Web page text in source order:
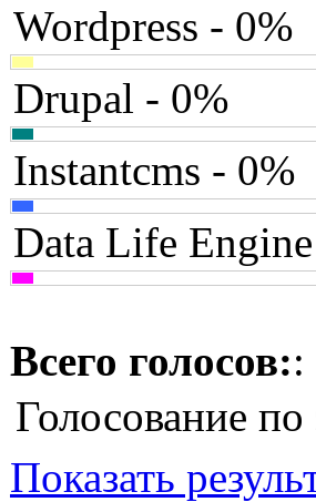
Wordpress - 0%
Drupal - 0%
Instantcms - 0%
Data Life
Всего голосов::
Голосование
Показать